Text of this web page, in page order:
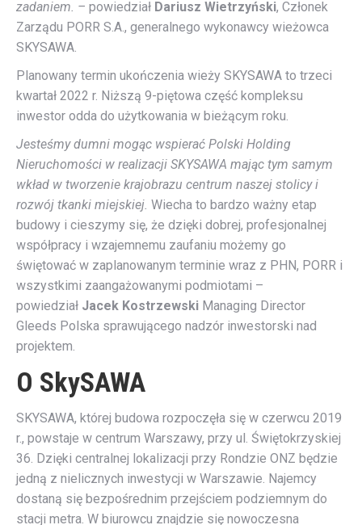
zadaniem. – powiedział Dariusz Wietrzyński, Członek
Zarządu PORR S.A., generalnego wykonawcy wieżowca
SKYSAWA.
Planowany termin ukończenia wieży SKYSAWA to trzeci
kwartał 2022 r. Niższą 9-piętowa część kompleksu
inwestor odda do użytkowania w bieżącym roku.
Jesteśmy dumni mogąc wspierać Polski Holding
Nieruchomości w realizacji SKYSAWA mając tym samym
wkład w tworzenie krajobrazu centrum naszej stolicy i
rozwój tkanki miejskiej. Wiecha to bardzo ważny etap
budowy i cieszymy się, że dzięki dobrej, profesjonalnej
współpracy i wzajemnemu zaufaniu możemy go
świętować w zaplanowanym terminie wraz z PHN, PORR i
wszystkimi zaangażowanymi podmiotami –
powiedział Jacek Kostrzewski Managing Director
Gleeds Polska sprawującego nadzór inwestorski nad
projektem.
O SkySAWA
SKYSAWA, której budowa rozpoczęła się w czerwcu 2019
r., powstaje w centrum Warszawy, przy ul. Świętokrzyskiej
36. Dzięki centralnej lokalizacji przy Rondzie ONZ będzie
jedną z nielicznych inwestycji w Warszawie. Najemcy
dostaną się bezpośrednim przejściem podziemnym do
stacji metra. W biurowcu znajdzie się nowoczesna